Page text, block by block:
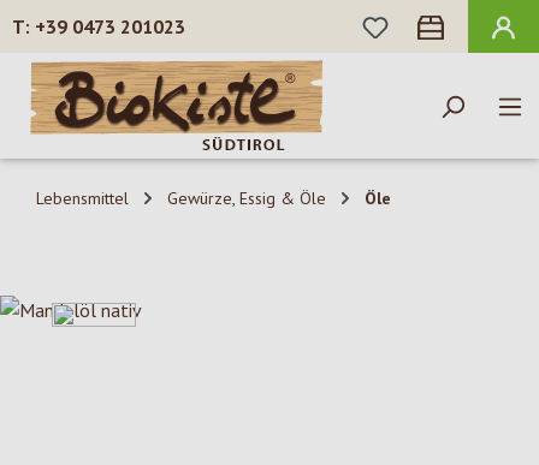
Zum Hauptinhalt springen
+39 0473 201023
DU HAST 0
Lebensmittel Gewürze, Essig & Öle Öle
Bildergalerie überspringen